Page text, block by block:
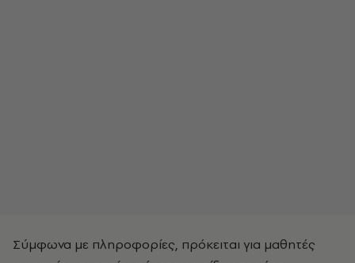
Σύμφωνα με πληροφορίες, πρόκειται για μαθητές